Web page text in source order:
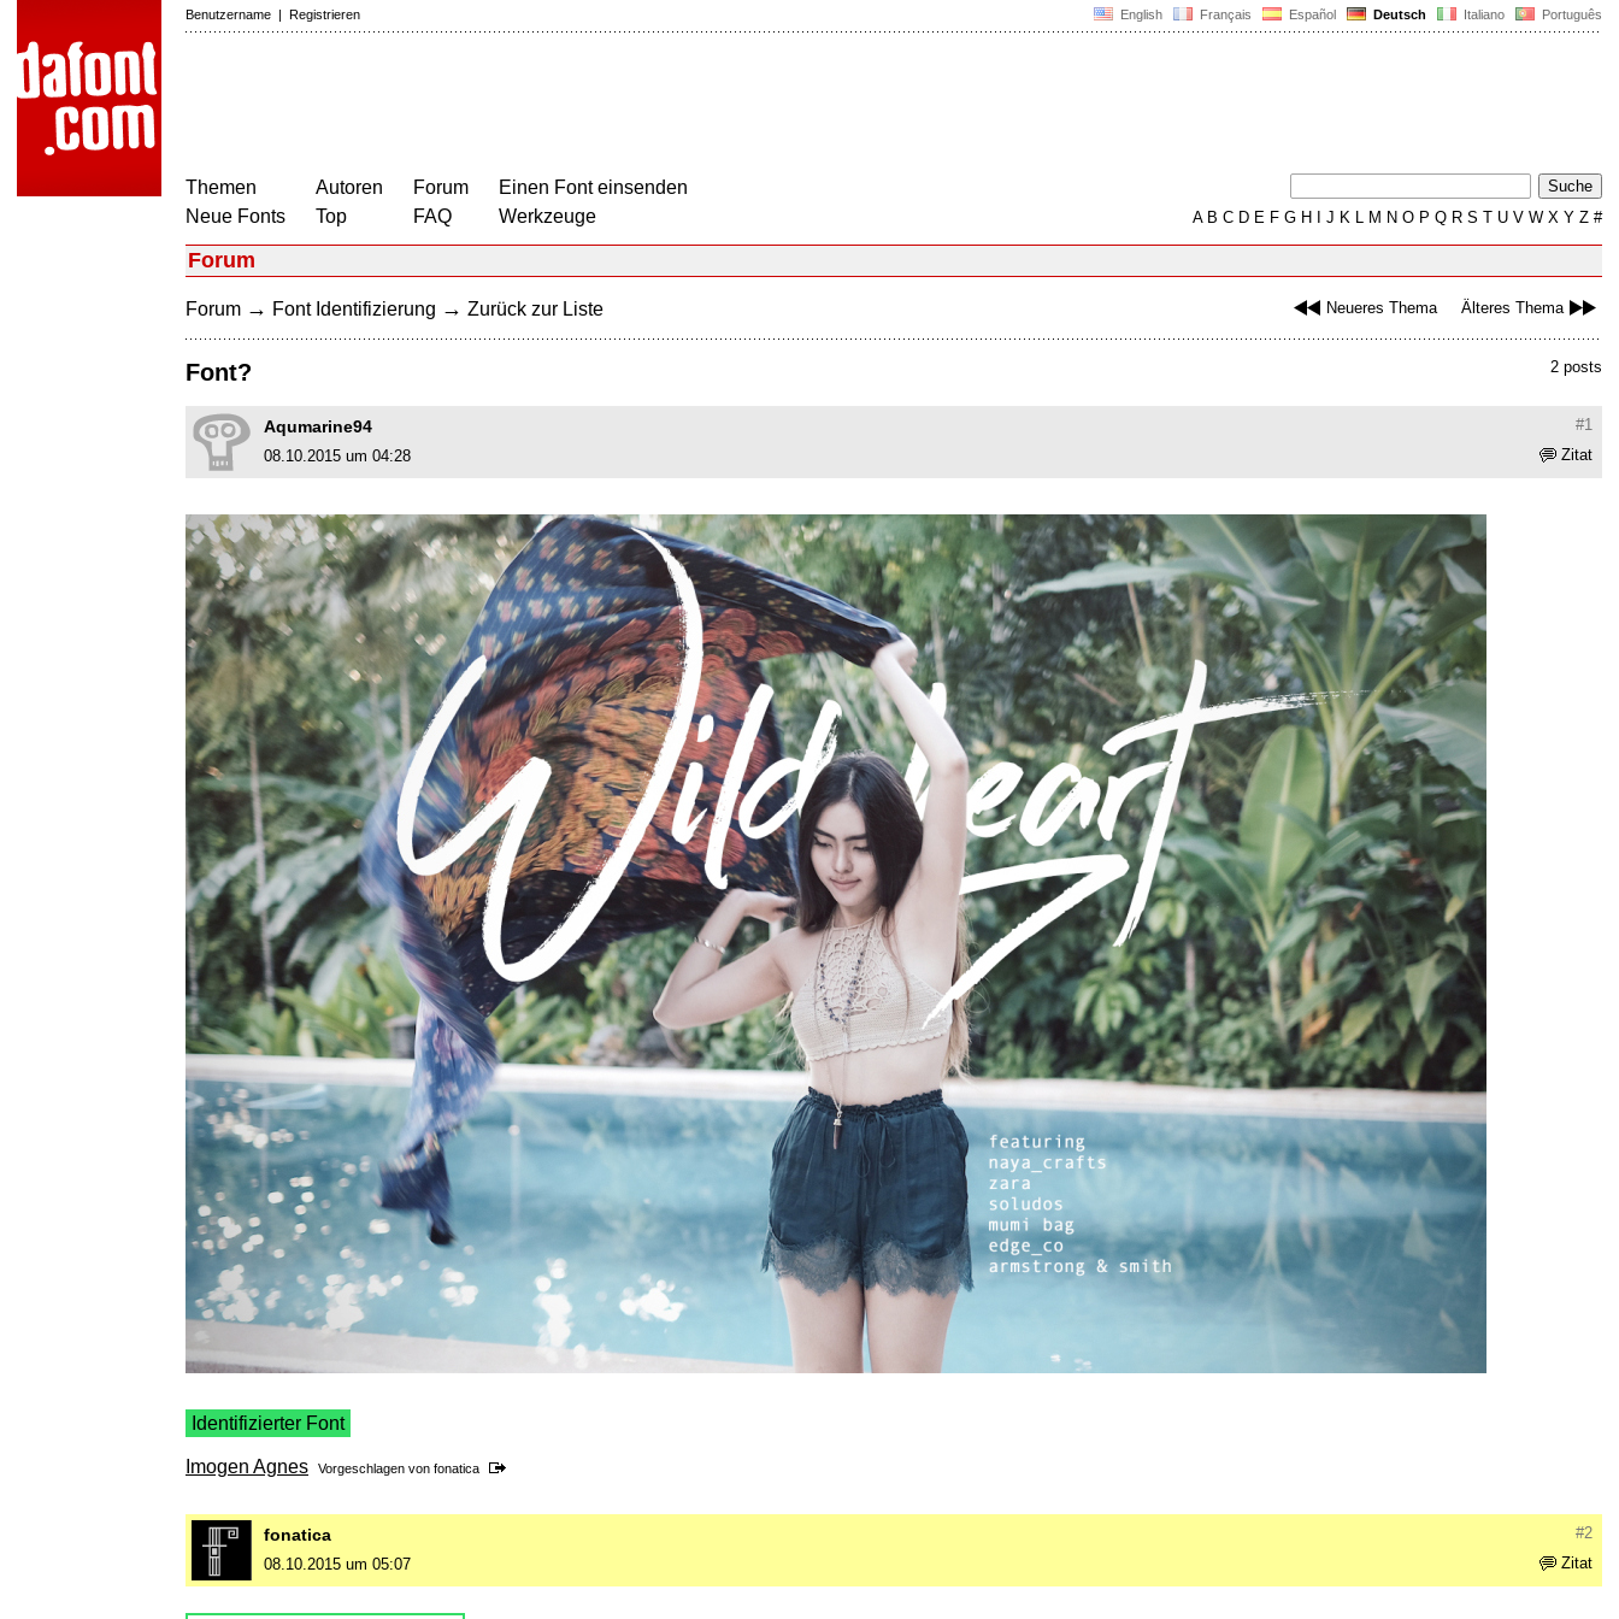
English Français Español Deutsch Italiano Português
Benutzername | Registrieren
Themen
Neue Fonts
Autoren
Top
Forum
FAQ
Einen Font einsenden
Werkzeuge
AB C D E F G H J K L M N O P Q R S T U V W X Y Z #
Forum
Neueres Thema Älteres Thema
Forum → Font Identifizierung → Zurück zur Liste
2 posts
Font?
#1
Aqumarine94
Zitat
08.10.2015 um 04:28
Identifizierter Font
Imogen Agnes Vorgeschlagen von fonatica
#2
fonatica
Zitat
08.10.2015 um 05:07